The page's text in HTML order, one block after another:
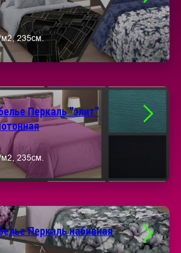
м2, 235см.
Перкаль "элит"
235см.
Перкаль набивная